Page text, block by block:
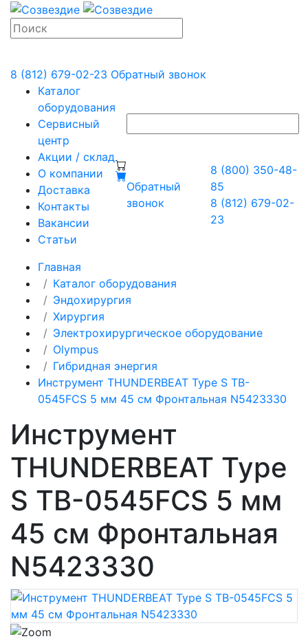
8 (812) 679-02-23 Обратный звонок
Каталог
оборудования
Сервисный
центр
Акции / склад
О компании
Доставка
Контакты
Вакансии
Статьи
Обратный
звонок
8 (800) 350-48-
85
8 (812) 679-02-
23
Главная
Каталог оборудования
Эндохирургия
Хирургия
Электрохирургическое оборудование
Olympus
Гибридная энергия
Инструмент THUNDERBEAT Type S TB-
0545FCS 5 мм 45 см Фронтальная N5423330
Инструмент
THUNDERBEAT Type
S TB-0545FCS 5 мм
45 см Фронтальная
N5423330